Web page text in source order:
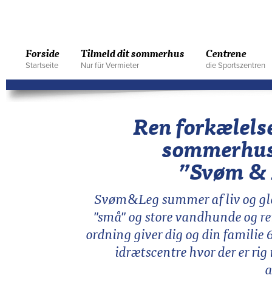
Forside
Startseite
Tilmeld dit sommerhus
Nur für Vermieter
Centrene
die Sportszentren
Ren
”Svøm
Svøm&Leg summer af liv og
"små" og store vandhunde og
ordning giver dig og din familie
idrætscentre hvor der er rig